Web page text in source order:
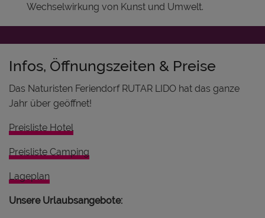
Wechselwirkung von Kunst und Umwelt.
Infos, Öffnungszeiten & Preise
Das Naturisten Feriendorf RUTAR LIDO hat das ganze
Jahr über geöffnet!
Preisliste Hotel
Preisliste Camping
Lageplan
Unsere Urlaubsangebote: